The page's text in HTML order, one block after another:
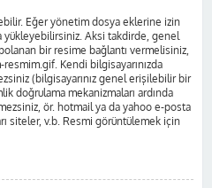
Eğer yönetim dosya eklerine izin
Aksi takdirde, genel
bir resime bağlantı vermelisiniz,
Kendi bilgisayarınızda
(bilgisayarınız genel erişilebilir bir
doğrulama mekanizmaları ardında
ör. hotmail ya da yahoo e-posta
siteler, v.b. Resmi görüntülemek için